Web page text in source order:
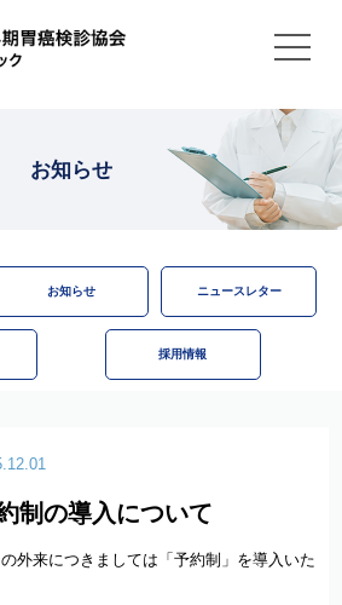
お知らせ
お知らせ ニュースレター
採用情報
制の導入について
外来につきましては「予約制」を導入いた